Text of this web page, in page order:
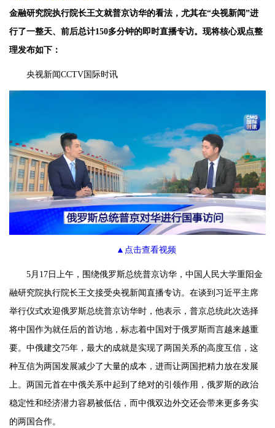
金融研究院执行院长王文就普京访华的看法，尤其在“央视新闻”进
行了一整天、前后总计150多分钟的即时直播专访。现将核心观点整
理发布如下：
央视新闻CCTV国际时讯
▲点击查看视频
5月17日上午，围绕俄罗斯总统普京访华，中国人民大学重阳金
融研究院执行院长王文接受央视新闻直播专访。在谈到习近平主席
举行仪式欢迎俄罗斯总统普京访华时，他表示，普京总统此次选择
将中国作为就任后的首访地，标志着中国对于俄罗斯而言越来越重
要。中俄建交75年，最大的成就是实现了两国关系的高度互信，这
种互信为两国发展减少了大量的成本，进而让两国把精力放在发展
上。两国元首在中俄关系中起到了绝对的引领作用，俄罗斯的政治
稳定性和经济潜力容易被低估，而中俄双边外交还会带来更多务实
的两国合作。